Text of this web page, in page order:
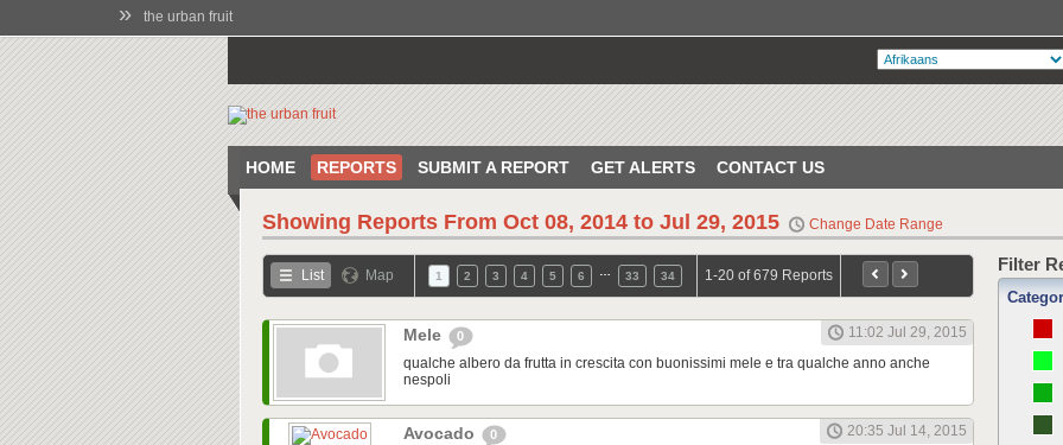
» the urban fruit
HOME REPORTS SUBMIT A REPORT GET ALERTS CONTACT US
Showing Reports From Oct 08, 2014 to Jul 29, 2015 Change Date Range
List Map 1 2 3 4 5 6 33 34 1-20 of 679 Reports
Mele 0
11:02 Jul 29, 2015
qualche albero da frutta in crescita con buonissimi mele e tra qualche anno anche
nespoli
Avocado 0
20:35 Jul 14, 2015
Filter